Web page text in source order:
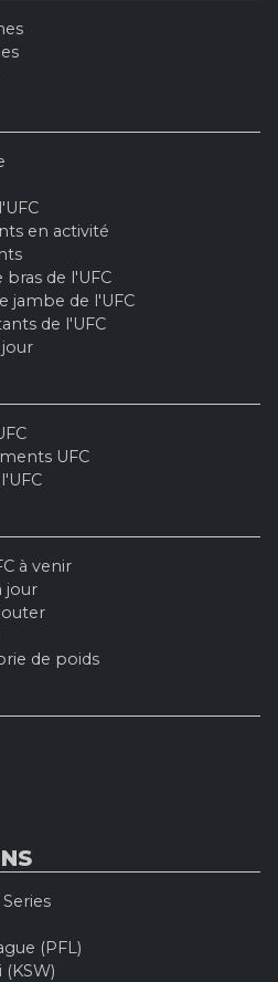
en activité
de l'UFC
jambe de l'UFC
de l'UFC
UFC
à venir
jour
de poids
(PFL)